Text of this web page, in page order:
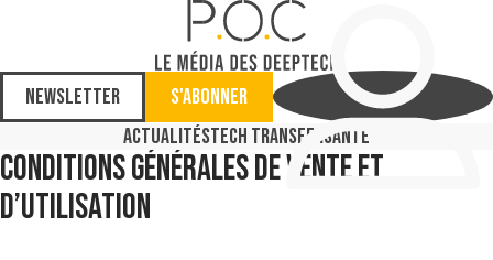
Newsletter
S'abonner
ActualitésTech TransferSanté
Conditions générales de vente et
d’utilisation